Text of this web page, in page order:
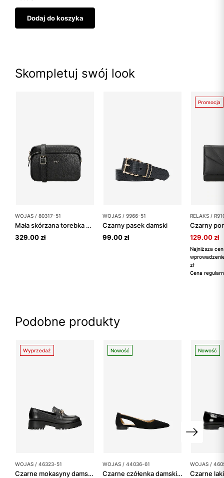
Dodaj do koszyka
Skompletuj swój look
WOJAS / 80317-51
Mała skórzana torebka damska ze złotymi elementami
329.00 zł
WOJAS / 9966-51
Czarny pasek damski
99.00 zł
Promocja
RELAKS /
129.00 zł
Najniższa
zł
Cena
Podobne produkty
Wyprzedaż
WOJAS / 46323-51
Czarne mokasyny damskie ze skóry licowej ze złotą ozdobą
Nowość
WOJAS / 44036-61
Czarne czółenka damskie z wycięciami i noskiem w szpic
Nowość
WOJAS /